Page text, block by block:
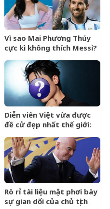
Vì sao Mai Phương Thúy
cực kì không thích Messi?
Diễn viên Việt vừa được
đề cử đẹp nhất thế giới:
cưỡng, ăn tiền nhất là đôi
mắt cực phẩm
Rò rỉ tài liệu mật phơi bày
sự gian dối của chủ tịch